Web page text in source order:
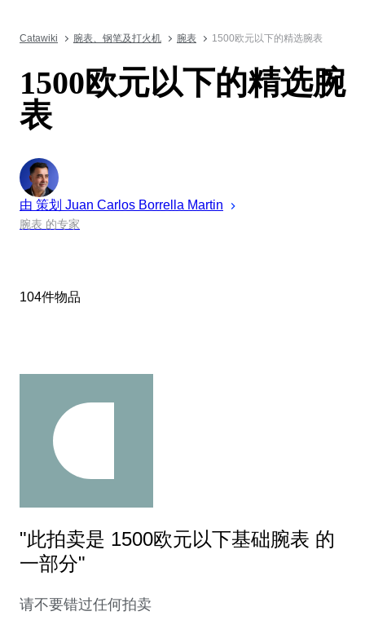
Catawiki 腕表、钢笔及打火机 腕表 1500欧元以下的精选腕表
1500欧元以下的精选腕
表
由 策划 Juan Carlos Borrella Martin
腕表 的专家
104件物品
"此拍卖是 1500欧元以下基础腕表 的
一部分"
请不要错过任何拍卖